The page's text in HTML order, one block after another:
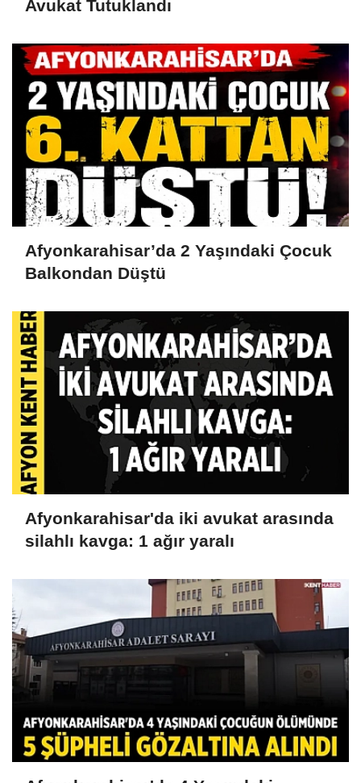
Avukat Tutuklandı
Afyonkarahisar’da 2 Yaşındaki Çocuk
Balkondan Düştü
Afyonkarahisar'da iki avukat arasında
silahlı kavga: 1 ağır yaralı